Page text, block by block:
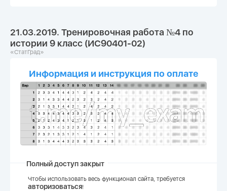
21.03.2019. Тренировочная работа №4 по
истории 9 класс (ИС90401-02)
«СтатГрад»
Информация и инструкция по оплате
Полный доступ закрыт
Чтобы использовать весь функционал сайта, требуется
авторизоваться!